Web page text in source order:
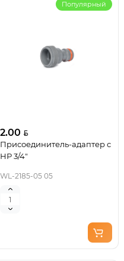
Популярный
2.00
Присоединитель-адаптер с
НР 3/4"
WL-2185-05 05